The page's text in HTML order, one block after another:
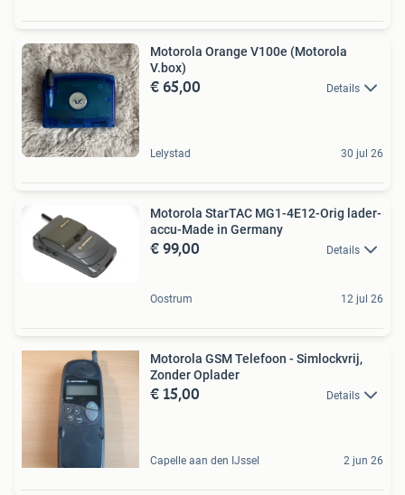
Motorola Orange V100e (Motorola
V.box)
€ 65,00 Details
Lelystad 30 jul 26
Motorola StarTAC MG1-4E12-Orig lader-
accu-Made in Germany
€ 99,00 Details
Oostrum 12 jul 26
Motorola GSM Telefoon - Simlockvrij,
Zonder Oplader
€ 15,00 Details
Capelle aan den IJssel 2 jun 26